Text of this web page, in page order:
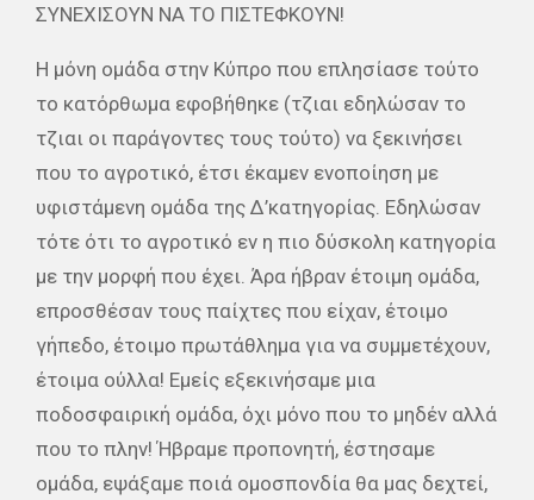
ΣΥΝΕΧΙΣΟΥΝ ΝΑ ΤΟ ΠΙΣΤΕΦΚΟΥΝ!
Η μόνη ομάδα στην Κύπρο που επλησίασε τούτο
το κατόρθωμα εφοβήθηκε (τζιαι εδηλώσαν το
τζιαι οι παράγοντες τους τούτο) να ξεκινήσει
που το αγροτικό, έτσι έκαμεν ενοποίηση με
υφιστάμενη ομάδα της Δ’κατηγορίας. Εδηλώσαν
τότε ότι το αγροτικό εν η πιο δύσκολη κατηγορία
με την μορφή που έχει. Άρα ήβραν έτοιμη ομάδα,
επροσθέσαν τους παίχτες που είχαν, έτοιμο
γήπεδο, έτοιμο πρωτάθλημα για να συμμετέχουν,
έτοιμα ούλλα! Εμείς εξεκινήσαμε μια
ποδοσφαιρική ομάδα, όχι μόνο που το μηδέν αλλά
που το πλην! Ήβραμε προπονητή, έστησαμε
ομάδα, εψάξαμε ποιά ομοσπονδία θα μας δεχτεί,